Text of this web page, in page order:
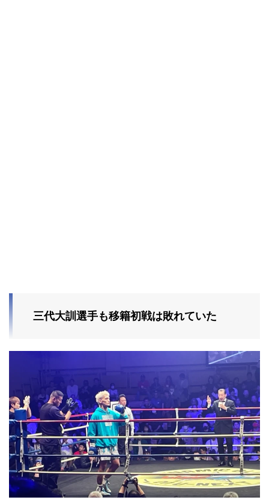
三代大訓選手も移籍初戦は敗れていた